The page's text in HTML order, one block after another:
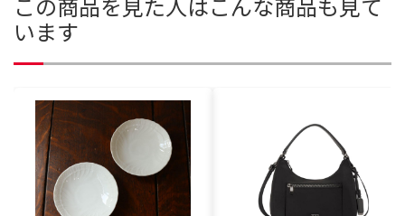
います